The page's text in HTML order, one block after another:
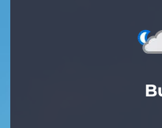
ESKİŞEHİRSPOR